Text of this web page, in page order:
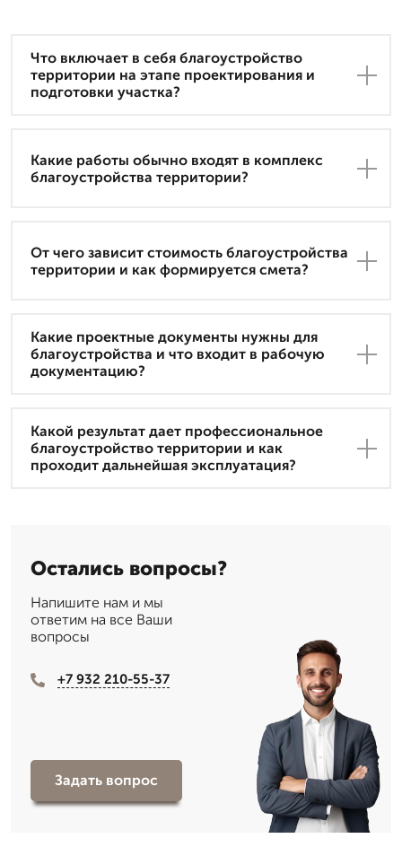
Что включает в себя благоустройство
территории на этапе проектирования и
подготовки участка?
Какие работы обычно входят в комплекс
благоустройства территории?
От чего зависит стоимость благоустройства
территории и как формируется смета?
Какие проектные документы нужны для
благоустройства и что входит в рабочую
документацию?
Какой результат дает профессиональное
благоустройство территории и как
проходит дальнейшая эксплуатация?
Остались вопросы?
Напишите нам и мы
ответим на все Ваши
вопросы
+7 932 210-55-37
Задать вопрос